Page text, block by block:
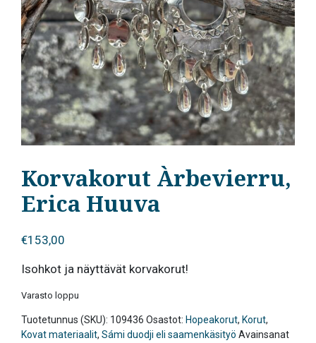
Korvakorut Àrbevierru,
Erica Huuva
€153,00
Isohkot ja näyttävät korvakorut!
Varasto loppu
Tuotetunnus (SKU): 109436 Osastot: Hopeakorut, Korut,
Kovat materiaalit, Sámi duodji eli saamenkäsityö Avainsanat